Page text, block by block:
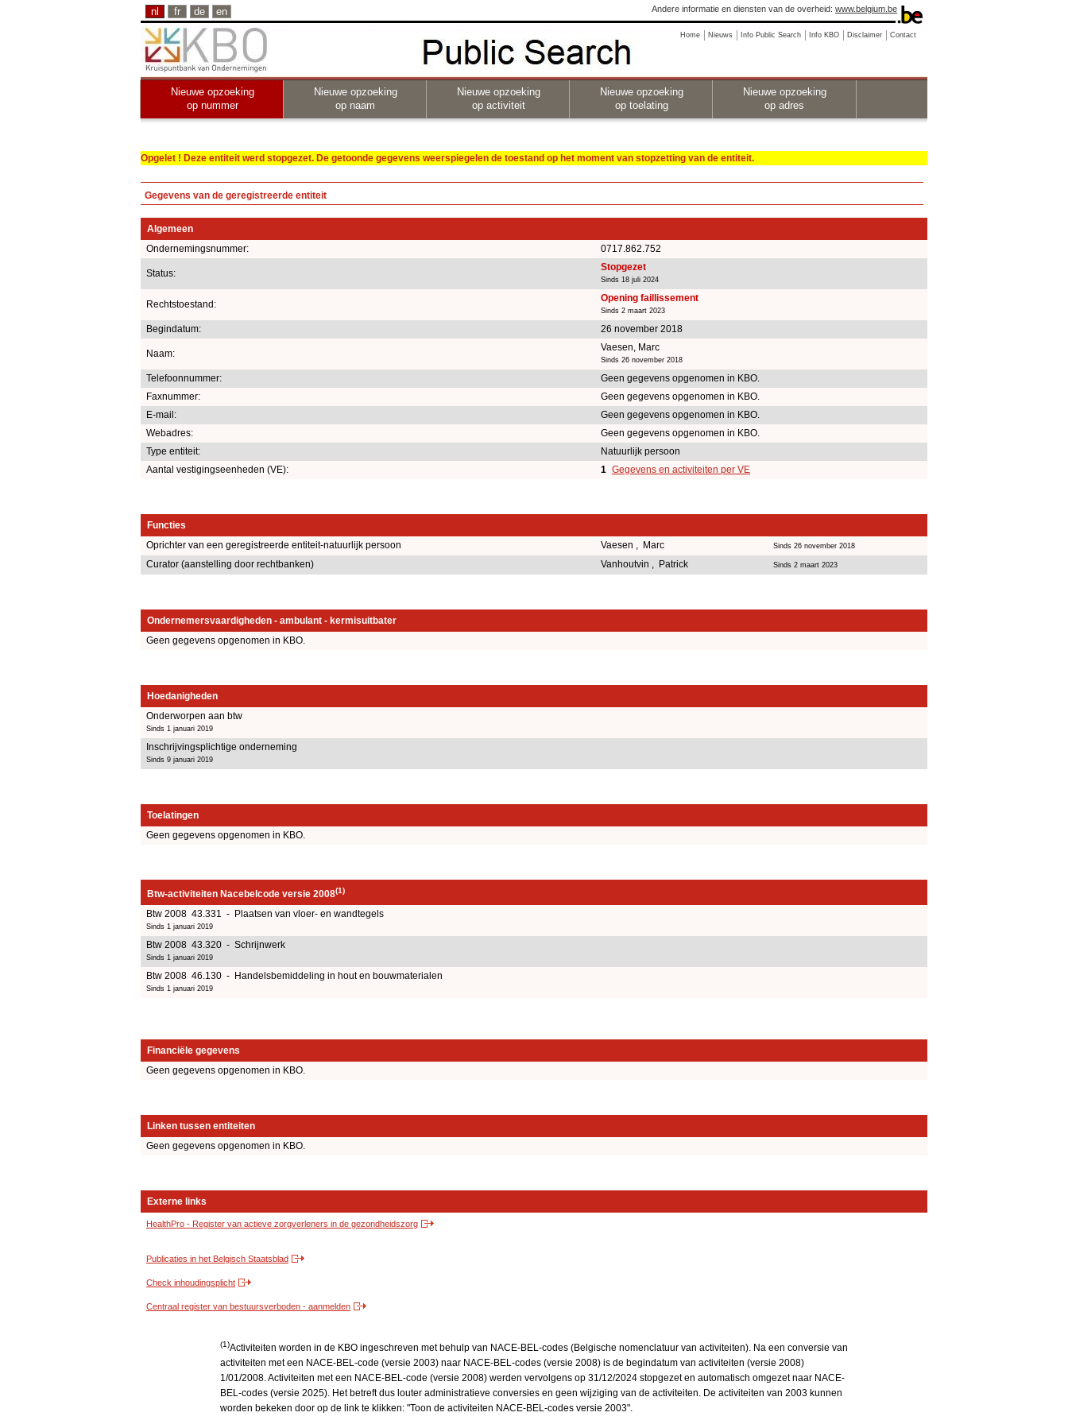
nl fr de en Andere informatie en diensten van de overheid: www.belgium.be
Home Nieuws Info Public Search Info KBO Disclaimer Contact
Nieuwe opzoeking
op nummer
Nieuwe opzoeking
op naam
Nieuwe opzoeking
op activiteit
Nieuwe opzoeking
op toelating
Nieuwe opzoeking
op adres
Opgelet ! Deze entiteit werd stopgezet. De getoonde gegevens weerspiegelen de toestand op het moment van stopzetting van de entiteit.
Gegevens van de geregistreerde entiteit
Algemeen
Ondernemingsnummer:
0717.862.752
Status:
Stopgezet
Sinds 18 juli 2024
Rechtstoestand:
Opening faillissement
Sinds 2 maart 2023
Begindatum: 26 november 2018
Naam:
Vaesen, Marc
Sinds 26 november 2018
Telefoonnummer:
Geen gegevens opgenomen in KBO.
Faxnummer:
Geen gegevens opgenomen in KBO.
E-mail:
Geen gegevens opgenomen in KBO.
Webadres:
Geen gegevens opgenomen in KBO.
Type entiteit:
Natuurlijk persoon
Aantal vestigingseenheden (VE):
1 Gegevens en activiteiten per VE
Functies
Oprichter van een geregistreerde entiteit-natuurlijk persoon
Vaesen , Marc Sinds 26 november 2018
Curator (aanstelling door rechtbanken) Vanhoutvin , Patrick Sinds 2 maart 2023
Ondernemersvaardigheden - ambulant - kermisuitbater
Geen gegevens opgenomen in KBO.
Hoedanigheden
Onderworpen aan btw
Sinds 1 januari 2019
Inschrijvingsplichtige onderneming
Sinds 9 januari 2019
Toelatingen
Geen gegevens opgenomen in KBO.
Btw-activiteiten Nacebelcode versie 2008(1)
Btw 2008 43.331 - Plaatsen van vloer- en wandtegels
Sinds 1 januari 2019
Btw 2008 43.320 - Schrijnwerk
Sinds 1 januari 2019
Btw 2008 46.130 - Handelsbemiddeling in hout en bouwmaterialen
Sinds 1 januari 2019
Financiële gegevens
Geen gegevens opgenomen in KBO.
Linken tussen entiteiten
Geen gegevens opgenomen in KBO.
Externe links
HealthPro - Register van actieve zorgverleners in de gezondheidszorg
Publicaties in het Belgisch Staatsblad
Check inhoudingsplicht
Centraal register van bestuursverboden - aanmelden
(1)Activiteiten worden in de KBO ingeschreven met behulp van NACE-BEL-codes (Belgische nomenclatuur van activiteiten). Na een conversie van
activiteiten met een NACE-BEL-code (versie 2003) naar NACE-BEL-codes (versie 2008) is de begindatum van activiteiten (versie 2008)
1/01/2008. Activiteiten met een NACE-BEL-code (versie 2008) werden vervolgens op 31/12/2024 stopgezet en automatisch omgezet naar NACE-
BEL-codes (versie 2025). Het betreft dus louter administratieve conversies en geen wijziging van de activiteiten. De activiteiten van 2003 kunnen
worden bekeken door op de link te klikken: "Toon de activiteiten NACE-BEL-codes versie 2003".